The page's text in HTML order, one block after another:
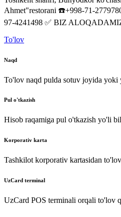
Ahmet"restorani ☎️+998-71-
97-4241498 ✅ BIZ
To'lov
Naqd
To'lov naqd pulda sotuv joyida yoki
Pul o'tkazish
Hisob raqamiga pul o'tkazish yo'li
Korporativ karta
Tashkilot korporativ kartasidan
UzCard terminal
UzCard POS terminali orqali to'lov